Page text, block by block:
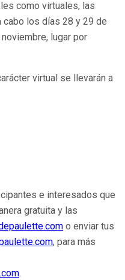
como virtuales, las
los días 28 y 29 de
lugar por
virtual se llevarán a
e interesados que
gratuita y las
o enviar tus
, para más
.